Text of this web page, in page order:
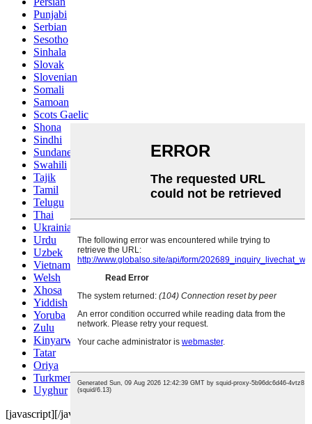
Punjabi
Serbian
Sesotho
Sinhala
Slovak
Slovenian
Somali
Samoan
Scots Gaelic
Shona
Sindhi
Sundanese
Swahili
Tajik
Tamil
Telugu
Thai
Ukrainian
Urdu
Uzbek
Vietnamese
Welsh
Xhosa
Yiddish
Yoruba
Zulu
Kinyarwanda
Tatar
Oriya
Turkmen
Uyghur
[javascript][/javascript]